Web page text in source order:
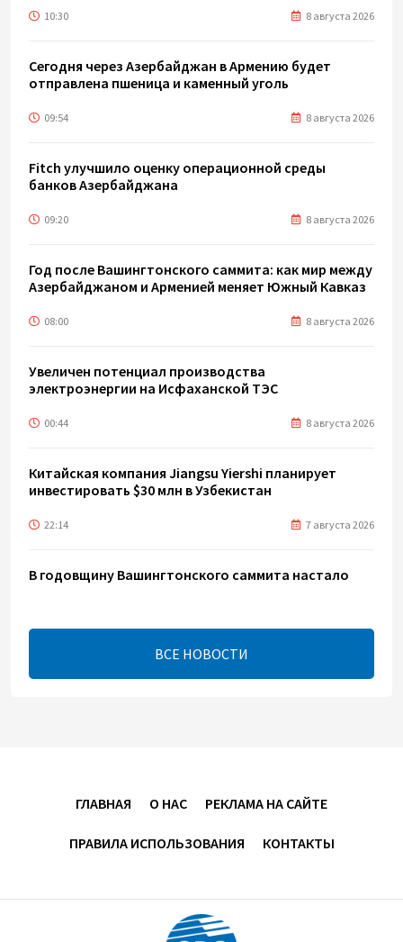
10:30 8 августа 2026
Сегодня через Азербайджан в Армению будет
отправлена пшеница и каменный уголь
09:54 8 августа 2026
Fitch улучшило оценку операционной среды
банков Азербайджана
09:20 8 августа 2026
Год после Вашингтонского саммита: как мир между
Азербайджаном и Арменией меняет Южный Кавказ
08:00 8 августа 2026
Увеличен потенциал производства
электроэнергии на Исфаханской ТЭС
00:44 8 августа 2026
Китайская компания Jiangsu Yiershi планирует
инвестировать $30 млн в Узбекистан
22:14 7 августа 2026
В годовщину Вашингтонского саммита настало
Минфин Азербайджана отчитался о работе,
проделанной в I полугодии
7 августа 2026
PASHA Holding продолжает успешную реализацию
проекта «Fərqindəlik», который был запущен в 2025
ВСЕ НОВОСТИ
ГЛАВНАЯ О НАС РЕКЛАМА НА САЙТЕ
ПРАВИЛА ИСПОЛЬЗОВАНИЯ КОНТАКТЫ